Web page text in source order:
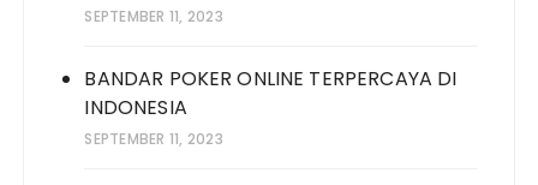
SEPTEMBER 11, 2023
BANDAR POKER ONLINE TERPERCAYA DI
INDONESIA
SEPTEMBER 11, 2023